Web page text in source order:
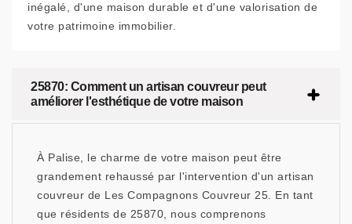
inégalé, d'une maison durable et d'une valorisation de
votre patrimoine immobilier.
25870: Comment un artisan couvreur peut
améliorer l'esthétique de votre maison
À Palise, le charme de votre maison peut être
grandement rehaussé par l'intervention d'un artisan
couvreur de Les Compagnons Couvreur 25. En tant
que résidents de 25870, nous comprenons